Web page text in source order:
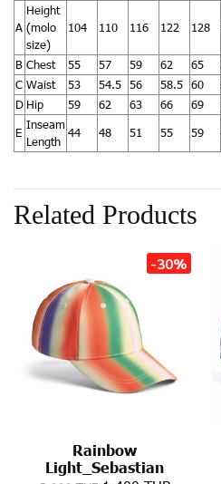
A
Height
(molo
size)
104 110 116 122 128
B Chest 55 57 59 62 65
C Waist 53 54.5 56 58.5 60
D Hip 59 62 63 66 69
E
Inseam
Length
44 48 51 55 59
Related Products
-30%
Rainbow
Light_Sebastian